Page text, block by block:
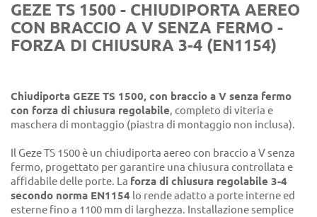
GEZE TS 1500 - CHIUDIPORTA AEREO
CON BRACCIO A V SENZA FERMO -
FORZA DI CHIUSURA 3-4 (EN1154)
Chiudiporta GEZE TS 1500, con braccio a V senza fermo
con forza di chiusura regolabile, completo di viteria e
maschera di montaggio (piastra di montaggio non inclusa).
Il Geze TS 1500 è un chiudiporta aereo con braccio a V senza
fermo, progettato per garantire una chiusura controllata e
affidabile delle porte. La forza di chiusura regolabile 3-4
secondo norma EN1154 lo rende adatto a porte interne ed
esterne fino a 1100 mm di larghezza. Installazione semplice